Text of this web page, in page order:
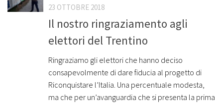
23 OTTOBRE 2018
Il nostro ringraziamento agli
elettori del Trentino
Ringraziamo gli elettori che hanno deciso
consapevolmente di dare fiducia al progetto di
Riconquistare l’Italia. Una percentuale modesta,
ma che per un’avanguardia che si presenta la prima